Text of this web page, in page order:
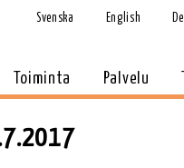
Svenska English
Toiminta Palvelu